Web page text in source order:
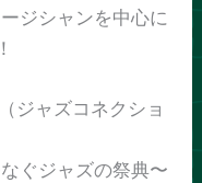
ジシャンを中心に
ジャズコネクショ
ぐジャズの祭典〜